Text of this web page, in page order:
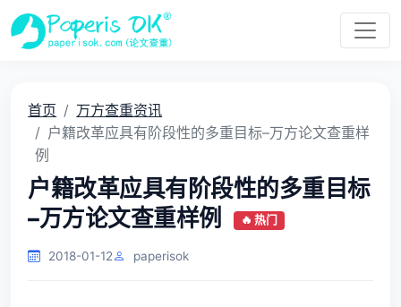
首页
万方查重资讯
户籍改革应具有阶段性的多重目标–万方论文查重样
例
户籍改革应具有阶段性的多重目标
–万方论文查重样例
🔥 热门
2018-01-12 paperisok